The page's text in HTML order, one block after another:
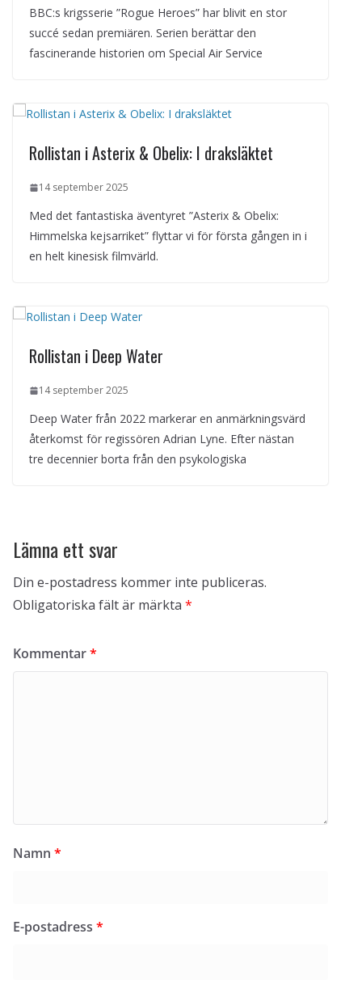
BBC:s krigsserie ”Rogue Heroes” har blivit en stor
succé sedan premiären. Serien berättar den
fascinerande historien om Special Air Service
Rollistan i Asterix & Obelix: I draksläktet
14 september 2025
Med det fantastiska äventyret ”Asterix & Obelix:
Himmelska kejsarriket” flyttar vi för första gången in i
en helt kinesisk filmvärld.
Rollistan i Deep Water
14 september 2025
Deep Water från 2022 markerar en anmärkningsvärd
återkomst för regissören Adrian Lyne. Efter nästan
tre decennier borta från den psykologiska
Lämna ett svar
Din e-postadress kommer inte publiceras.
Obligatoriska fält är märkta *
Kommentar*
Namn *
E-postadress *